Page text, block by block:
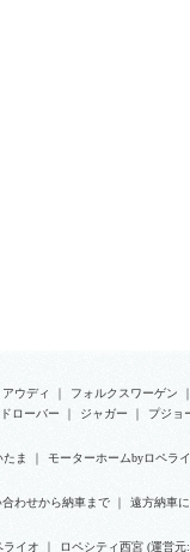
アウディ ｜ フォルクスワーゲン ｜
ローバー ｜ ジャガー ｜ プジョ
たま ｜ モーターホームbyロペラ
合わせから納車まで ｜ 遠方納車
ライオ ｜ ロペシティ西宮 (運営